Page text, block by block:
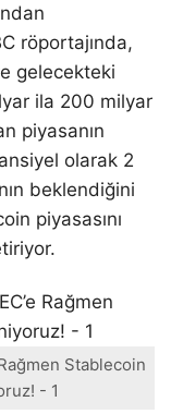
röportajında,
gelecekteki
ila 200 milyar
piyasanın
olarak 2
beklendiğini
piyasasını
Stablecoin
- 1